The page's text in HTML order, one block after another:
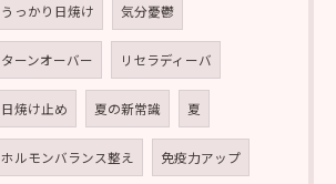
うっかり日焼け 気分憂鬱
ターンオーバー リセラディーバ
日焼け止め 夏の新常識 夏
ホルモンバランス整え 免疫力アップ